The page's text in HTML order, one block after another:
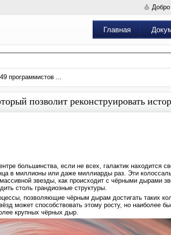
Главная
программистов ...
позволит реконструировать
большинства, если не всех, галактик находится
в миллионы или даже миллиарды раз. Эти
звезды, как происходит с чёрными дырами
столь грандиозные структуры.
позволяющие чёрным дырам достигать таких
может способствовать этому росту, но наиболее
крупных чёрных дыр.